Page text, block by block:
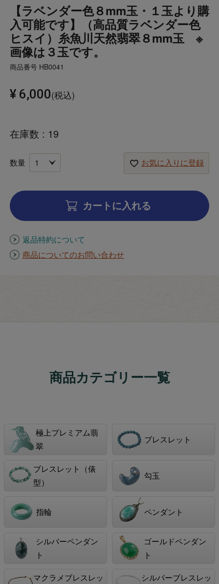
【ラベンダー色８mm玉・１玉より購
入可能です】（高品質ラベンダー色
ヒスイ）糸魚川天然翡翠８mm玉 ※
画像は３玉です。
商品番号 HB0041
¥ 6,000 税込
在庫数 19
お気に入りに登録
カートに入れる
返品特約について
商品についてのお問い合わせ
商品カテゴリー一覧
極上プレミアム翡
翠
ブレスレット
ブレスレット（俵
型）
勾玉
指輪 ペンダント
シルバーペンダン
ト
ゴールドペンダン
ト
マクラメブレスレッ
シルバーブレスレッ